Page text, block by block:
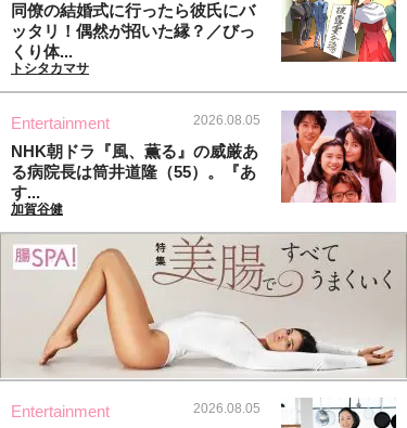
同僚の結婚式に行ったら彼氏にバ
ッタリ！偶然が招いた縁？／びっ
くり体...
トシタカマサ
Entertainment 2026.08.05
NHK朝ドラ『風、薫る』の威厳あ
る病院長は筒井道隆（55）。『あ
す...
加賀谷健
Entertainment 2026.08.05